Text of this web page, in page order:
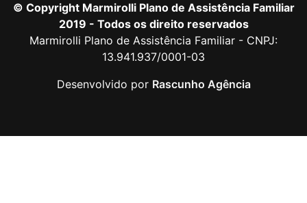
© Copyright Marmirolli Plano de Assistência Familiar
2019 - Todos os direito reservados
Marmirolli Plano de Assistência Familiar - CNPJ:
13.941.937/0001-03
Desenvolvido por Rascunho Agência